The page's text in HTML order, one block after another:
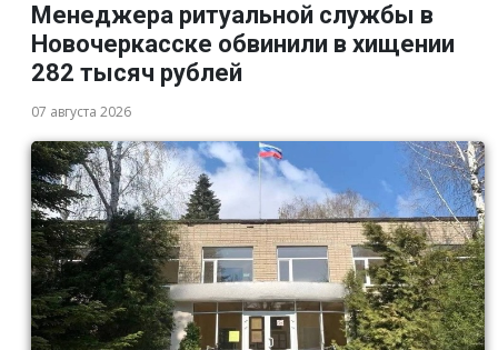
Менеджера ритуальной службы в
Новочеркасске обвинили в хищении
282 тысяч рублей
07 августа 2026